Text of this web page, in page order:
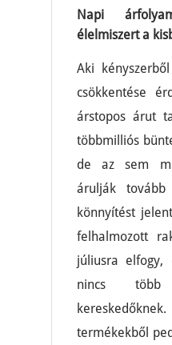
Napi
élelmiszert a
Aki
csökkentése
árstopos árut
többmilliós
de az sem
árulják
könnyítést
felhalmozott
júliusra elfogy,
nincs
termékekből